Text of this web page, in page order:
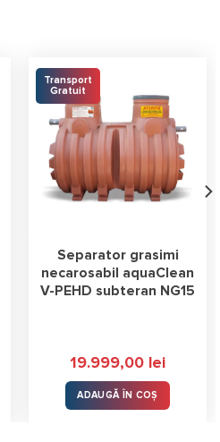
Transport
Gratuit
Separator grasimi
necarosabil aquaClean
V-PEHD subteran NG15
19.999,00 lei
ADAUGĂ ÎN COȘ